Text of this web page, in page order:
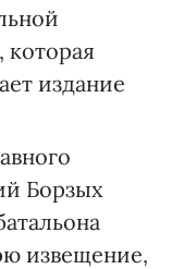
издание
Борзых
извещение,